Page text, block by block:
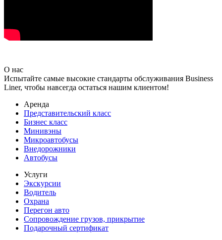
О нас
Испытайте самые высокие стандарты обслуживания Business
Liner, чтобы навсегда остаться нашим клиентом!
Аренда
Представительский класс
Бизнес класс
Минивэны
Микроавтобусы
Внедорожники
Автобусы
Услуги
Экскурсии
Водитель
Охрана
Перегон авто
Сопровождение грузов, прикрытие
Подарочный сертификат